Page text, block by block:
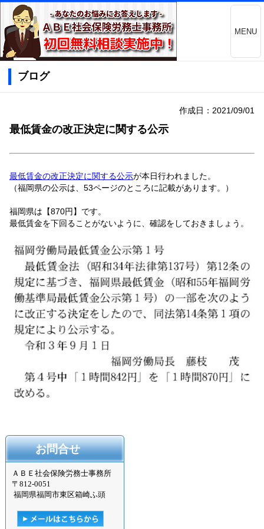
MENU
ブログ
作成日：2021/09/01
最低賃金の改正決定に関する公示
最低賃金の改正決定に関する公示が本日行われました。
（福岡県の公示は、53ページのところに記載があります。）
福岡県は【870円】です。
最低賃金を下回ることがないように、確認をしておきましょう。
お問合せ
ＡＢＥ社会保険労務士事務所
〒 812-0051
福岡県福岡市東区箱崎ふ頭